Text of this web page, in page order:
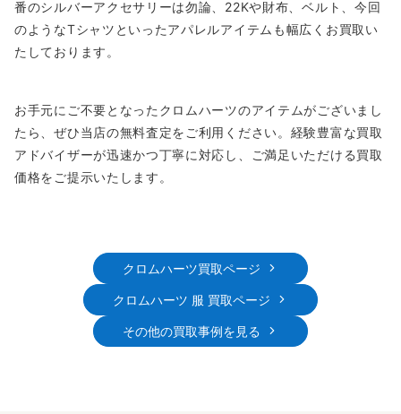
番のシルバーアクセサリーは勿論、22Kや財布、ベルト、今回
のようなTシャツといったアパレルアイテムも幅広くお買取い
たしております。
お手元にご不要となったクロムハーツのアイテムがございまし
たら、ぜひ当店の無料査定をご利用ください。経験豊富な買取
アドバイザーが迅速かつ丁寧に対応し、ご満足いただける買取
価格をご提示いたします。
クロムハーツ買取ページ
クロムハーツ 服 買取ページ
その他の買取事例を見る